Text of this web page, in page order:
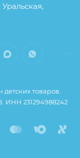
Уральская,
товаров.
ИНН 231294988242